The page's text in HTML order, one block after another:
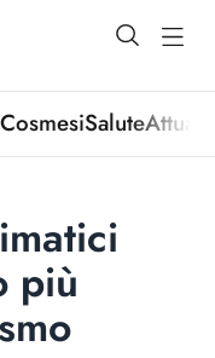
open
CosmesiSalute
più